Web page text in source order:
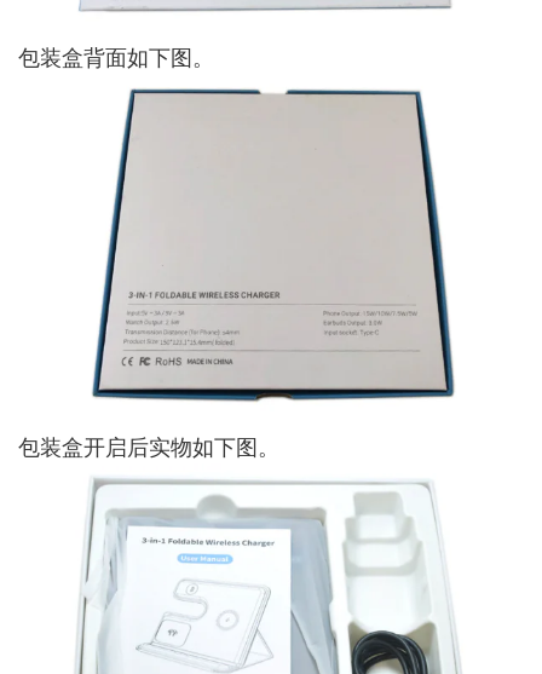
包装盒背面如下图。
包装盒开启后实物如下图。